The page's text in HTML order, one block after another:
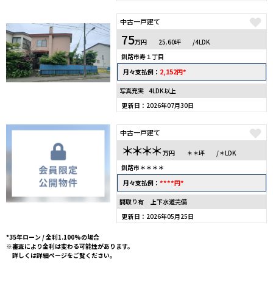
中古一戸建て
75万円 25.60坪
/4LDK
釧路市寿１丁目
月々支払例： 2,152円*
写真充実 4LDK以上
更新日：2026年07月30日
中古一戸建て
＊＊＊＊ 万円 ＊＊坪
/＊LDK
釧路市＊＊＊＊
月々支払例：****円*
間取り有
上下水道完備
更新日：2026年05月25日
*35年ローン / 金利1.100%の場合
※審査により金利は変わる可能性があります。
詳しくは詳細ページをご覧ください。